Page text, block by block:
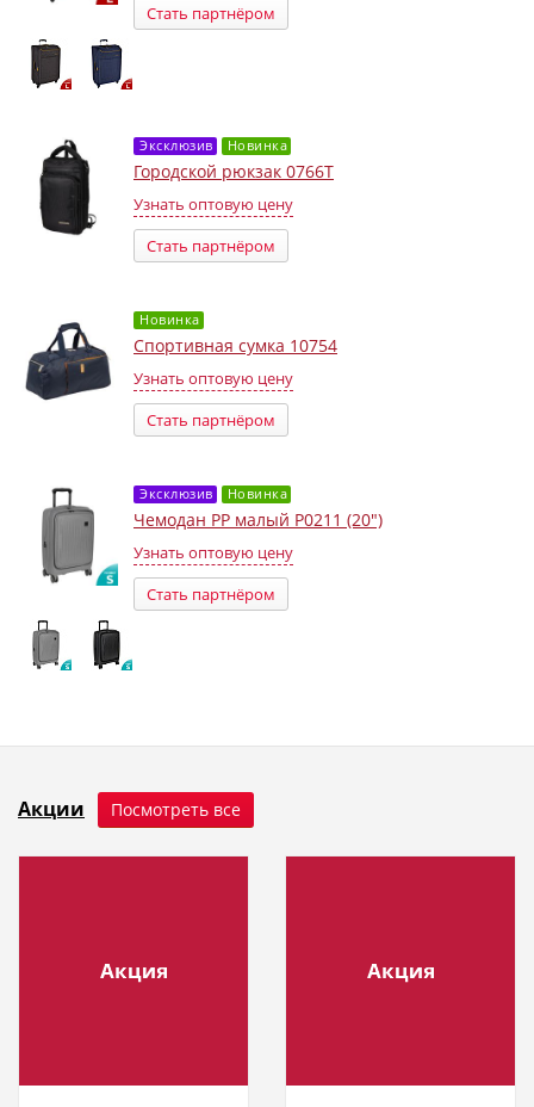
Стать партнёром
Эксклюзив Новинка
Городской рюкзак 0766T
Узнать оптовую цену
Стать партнёром
Новинка
Спортивная сумка 10754
Узнать оптовую цену
Стать партнёром
Эксклюзив Новинка
Чемодан PP малый Р0211 (20")
Узнать оптовую цену
Стать партнёром
Акции Посмотреть все